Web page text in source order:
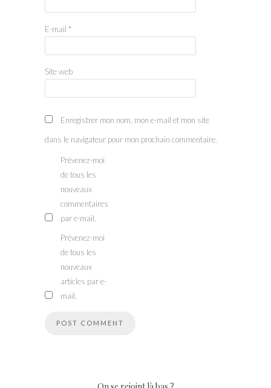
E-mail *
Site web
Enregistrer mon nom, mon e-mail et mon site
dans le navigateur pour mon prochain commentaire.
Prévenez-moi
de tous les
nouveaux
commentaires
par e-mail.
Prévenez-moi
de tous les
nouveaux
articles par e-
mail.